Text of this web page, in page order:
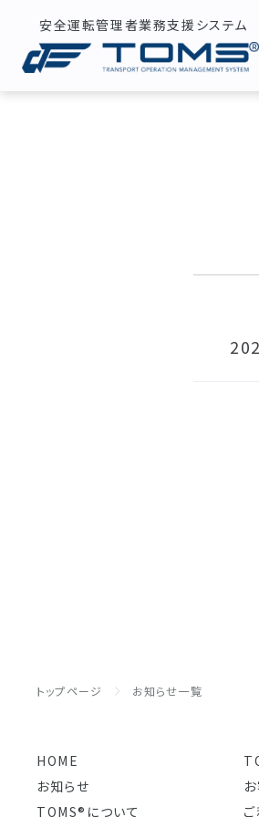
安全運転管理者業務支援システム
トップページ お知らせ一覧
HOME
お知らせ
TOMS®について